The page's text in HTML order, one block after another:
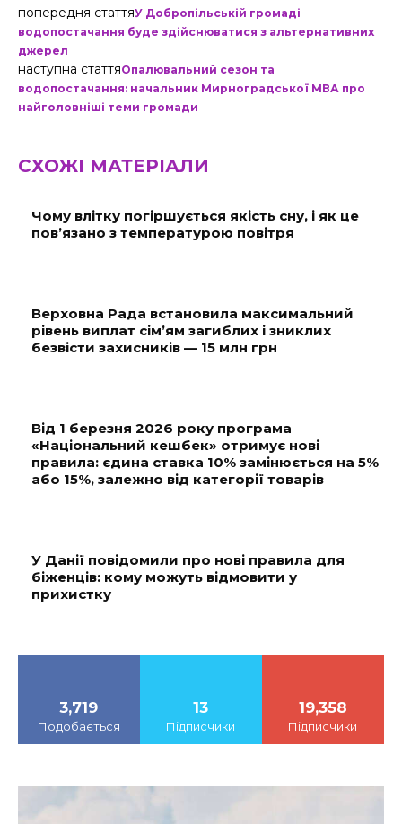
попередня статтяУ Добропільській громаді
водопостачання буде здійснюватися з альтернативних
джерел
наступна статтяОпалювальний сезон та
водопостачання: начальник Мирноградської МВА про
найголовніші теми громади
СХОЖІ МАТЕРІАЛИ
Чому влітку погіршується якість сну, і як це
пов’язано з температурою повітря
Верховна Рада встановила максимальний
рівень виплат сім’ям загиблих і зниклих
безвісти захисників — 15 млн грн
Від 1 березня 2026 року програма
«Національний кешбек» отримує нові
правила: єдина ставка 10% замінюється на 5%
або 15%, залежно від категорії товарів
У Данії повідомили про нові правила для
біженців: кому можуть відмовити у
прихистку
3,719
Подобається
13
Підписчики
19,358
Підписчики